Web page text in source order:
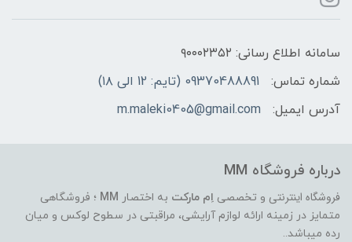
سامانه اطلاع رسانی: ۹۰۰۰۲۳۵۲
شماره تماس:
09370488891 (تایم: 12 الی ۱۸)
آدرس ایمیل:
m.maleki0405@gmail.com
درباره فروشگاه MM
فروشگاه اینترنتی و تخصصی اِم مارکت به اختصار MM ؛ فروشگاهی
متمایز در زمینه ارائه لوازم آرایشی، مراقبتی در سطوح لوکس و میان
رده میباشد..